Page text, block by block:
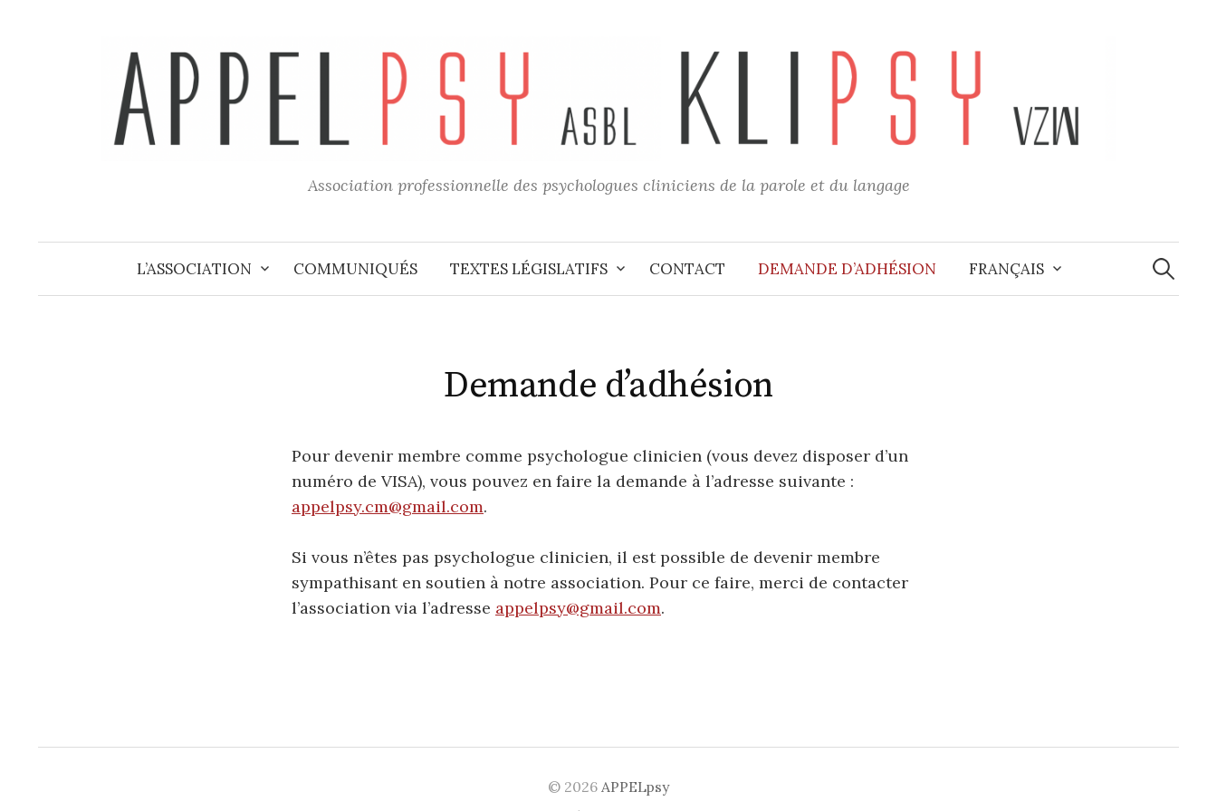
Association professionnelle des psychologues cliniciens de la parole et du langage
L’ASSOCIATION COMMUNIQUÉS TEXTES LÉGISLATIFS CONTACT DEMANDE D’ADHÉSION FRANÇAIS
Demande d’adhésion
Pour devenir membre comme psychologue clinicien (vous devez disposer d’un
numéro de VISA), vous pouvez en faire la demande à l’adresse suivante :
appelpsy.cm@gmail.com.
Si vous n’êtes pas psychologue clinicien, il est possible de devenir membre
sympathisant en soutien à notre association. Pour ce faire, merci de contacter
l’association via l’adresse appelpsy@gmail.com.
© 2026 APPELpsy